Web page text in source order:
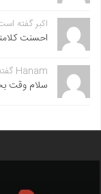
اکبر گفته
احسنت
Hanam گفته است:
سلام وقت